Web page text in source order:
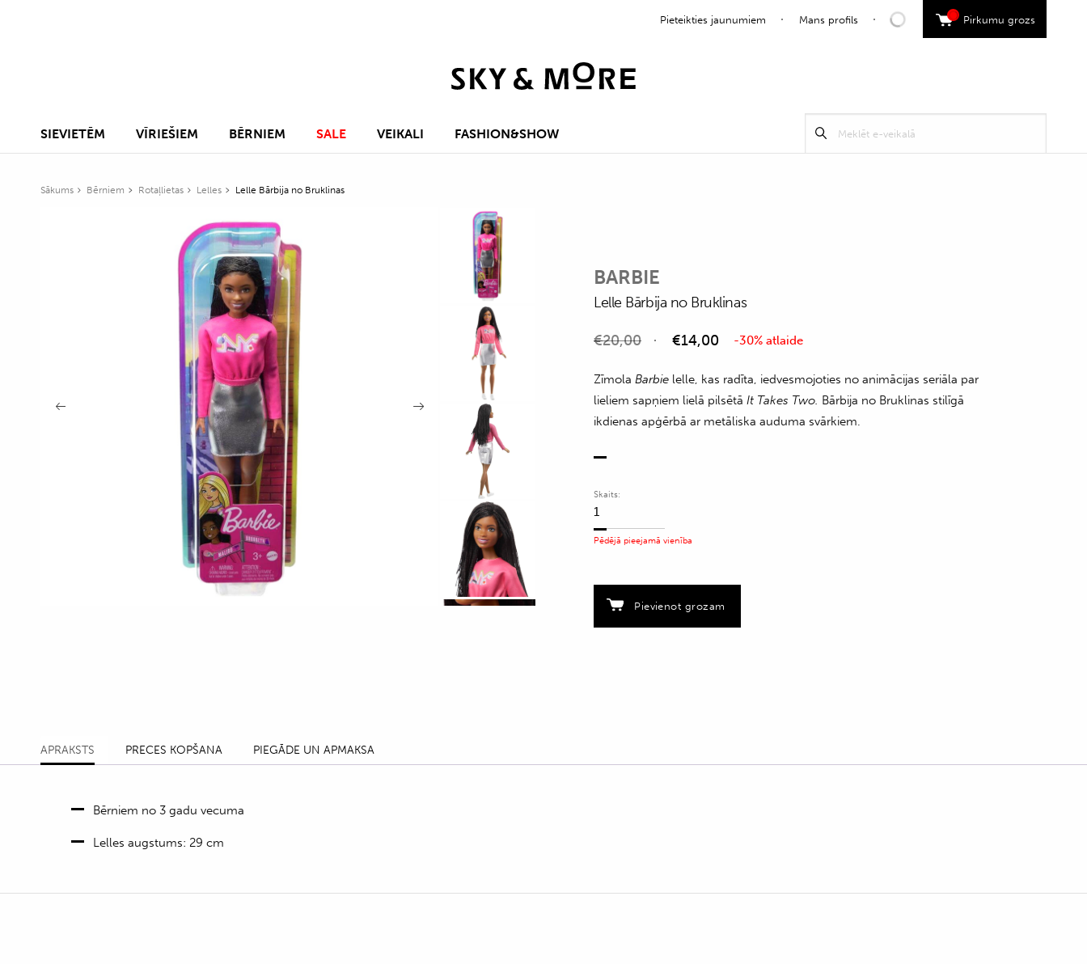
Pieteikties jaunumiem Mans profils Pirkumu grozs
0
SIEVIETĒM VĪRIEŠIEM BĒRNIEM SALE VEIKALI FASHION&SHOW Meklēt
Sākums Bērniem Rotaļlietas Lelles Lelle Bārbija no Bruklinas
BARBIE
Lelle Bārbija no Bruklinas
€20,00 €14,00 -30% atlaide
ZīmolaBarbie lelle, kas radīta, iedvesmojoties noanimācijas seriāla par
lieliem sapņiem lielā pilsētāIt Takes Two. Bārbija no Bruklinas stilīgā
ikdienas apģērbā ar metāliska auduma svārkiem.
Skaits:
Lelle
Bārbija
Pēdējā pieejamā vienība
Pievienot grozam
APRAKSTS PRECES KOPŠANA PIEGĀDE UN APMAKSA
Bērniem no 3 gadu vecuma
Lelles augstums: 29 cm